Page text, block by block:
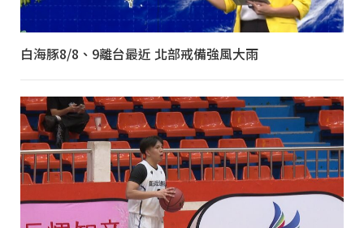
白海豚8/8、9離台最近 北部戒備強風大雨